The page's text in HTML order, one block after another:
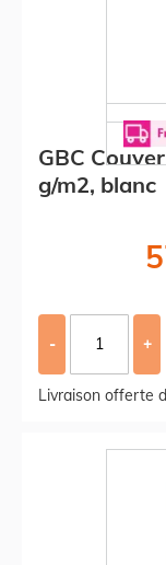
GBC
g/m2, blanc
- +
Livraison offerte